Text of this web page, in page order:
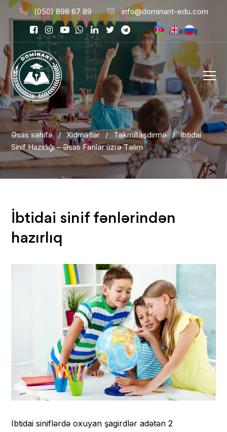
(050) 898 67 89 info@dominant-edu.com
Əsas səhifə / Xidmətlər / Təkmilləşdirmə / İbtidai
Sinif Hazırlığı – Əsas Fənlər üzrə Təlim
İbtidai sinif fənlərindən
hazırlıq
Ibtidai siniflərdə oxuyan şagirdlər adətən 2